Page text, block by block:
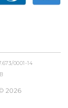
0001-14
2026